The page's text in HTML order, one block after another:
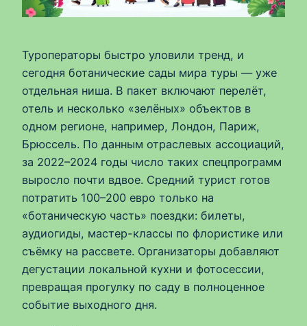
Туроператоры быстро уловили тренд, и
сегодня ботанические сады мира туры — уже
отдельная ниша. В пакет включают перелёт,
отель и несколько «зелёных» объектов в
одном регионе, например, Лондон, Париж,
Брюссель. По данным отраслевых ассоциаций,
за 2022–2024 годы число таких спецпрограмм
выросло почти вдвое. Средний турист готов
потратить 100–200 евро только на
«ботаническую часть» поездки: билеты,
аудиогиды, мастер-классы по флористике или
съёмку на рассвете. Организаторы добавляют
дегустации локальной кухни и фотосессии,
превращая прогулку по саду в полноценное
событие выходного дня.